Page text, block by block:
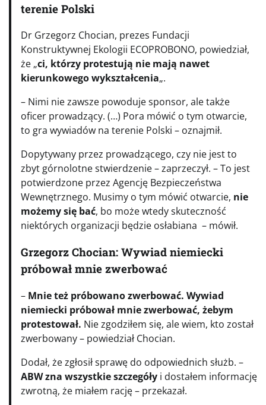
terenie Polski
Dr Grzegorz Chocian, prezes Fundacji
Konstruktywnej Ekologii ECOPROBONO, powiedział,
że „ci, którzy protestują nie mają nawet
kierunkowego wykształcenia„.
– Nimi nie zawsze powoduje sponsor, ale także
oficer prowadzący. (…) Pora mówić o tym otwarcie,
to gra wywiadów na terenie Polski – oznajmił.
Dopytywany przez prowadzącego, czy nie jest to
zbyt górnolotne stwierdzenie – zaprzeczył. – To jest
potwierdzone przez Agencję Bezpieczeństwa
Wewnętrznego. Musimy o tym mówić otwarcie, nie
możemy się bać, bo może wtedy skuteczność
niektórych organizacji będzie osłabiana – mówił.
Grzegorz Chocian: Wywiad niemiecki
próbował mnie zwerbować
– Mnie też próbowano zwerbować. Wywiad
niemiecki próbował mnie zwerbować, żebym
protestował. Nie zgodziłem się, ale wiem, kto został
zwerbowany – powiedział Chocian.
Dodał, że zgłosił sprawę do odpowiednich służb. –
ABW zna wszystkie szczegóły i dostałem informację
zwrotną, że miałem rację – przekazał.